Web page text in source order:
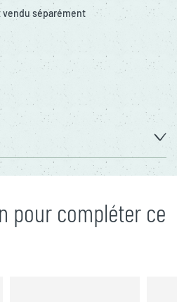
vendu séparément
pour compléter ce